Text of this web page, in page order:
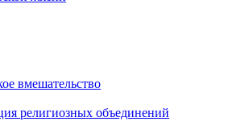
вмешательство
религиозных объединений